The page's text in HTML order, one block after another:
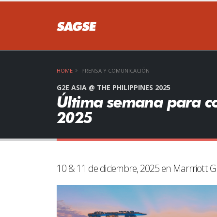
HOME PRENSA Y COMUNICACIÓN
G2E ASIA @ THE PHILIPPINES 2025
Última semana para
2025
10 & 11 de diciembre, 2025 en Marrriott